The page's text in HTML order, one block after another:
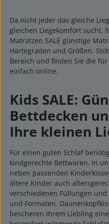
Da nicht jeder das gleiche
gleichen Liegekomfort sucht,
Matratzen SALE günstige
Härtegraden und Größen.
Bereich und finden Sie die
einfach online.
Kids SALE:
Bettdecken
Ihre kleinen
Für einen guten Schlaf
kindgerechte Bettwaren. In
neben passenden
ältere Kinder auch
verschiedenen Füllungen
und Formaten.
bescheren Ihrem Liebling